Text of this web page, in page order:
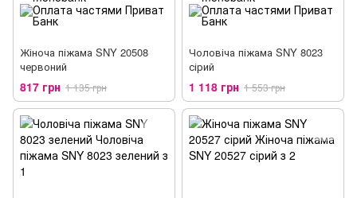
Жіноча піжама SNY 20508
червоний
817 грн 1 135 грн
Чоловіча піжама SNY 8023
сірий
1 118 грн 1 553 грн